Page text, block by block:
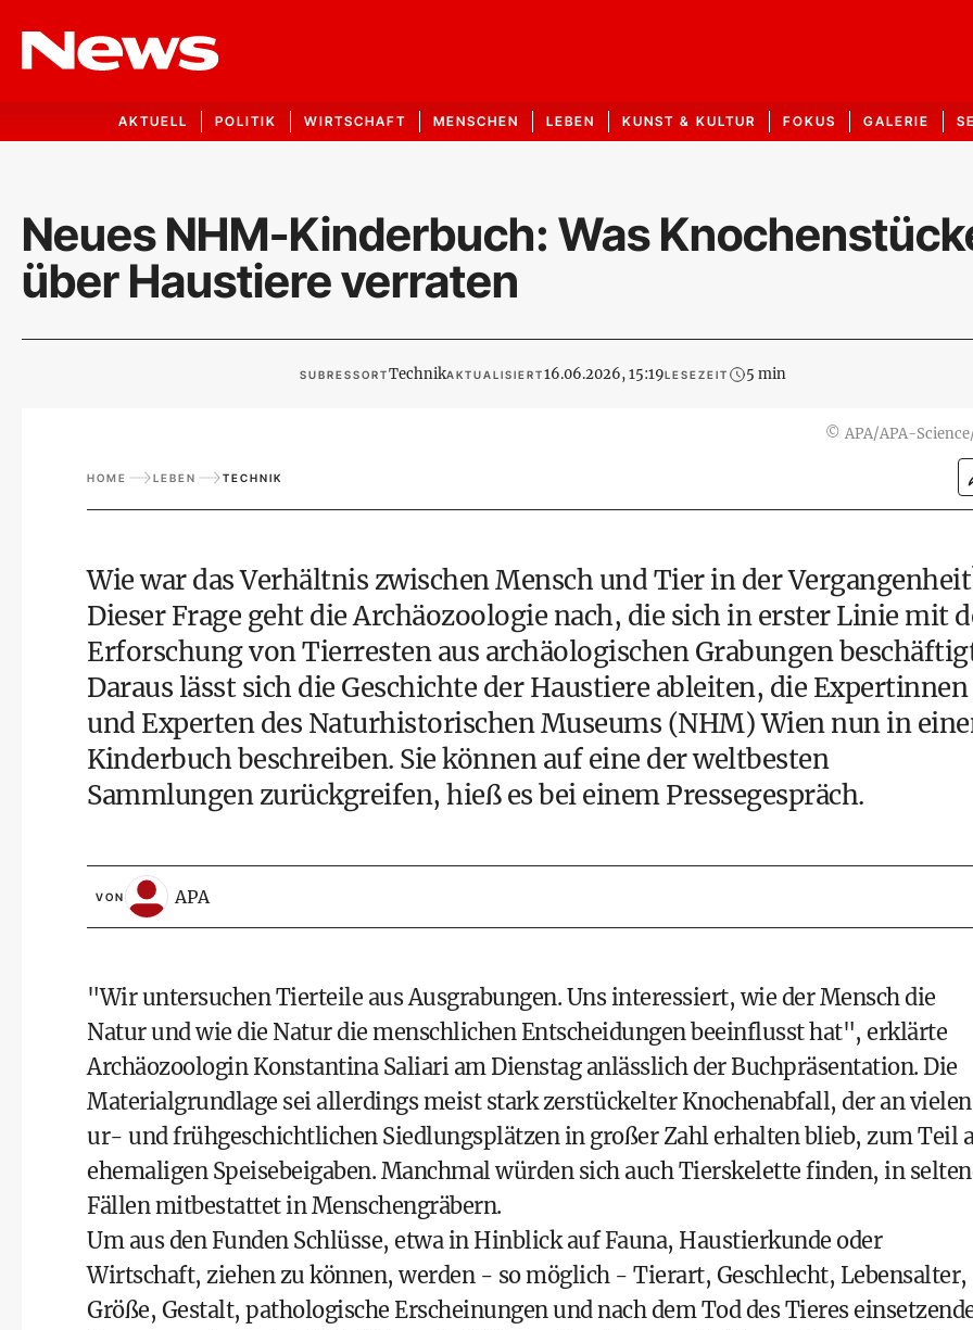
AKTUELL POLITIK WIRTSCHAFT MENSCHEN LEBEN KUNST & KULTUR FOKUS GALERIE
Neues NHM-Kinderbuch: Was
über Haustiere verraten
SUBRESSORTTechnikAKTUALISIERT16.06.2026, 15:19LESEZEIT 5 min
© APA/APA-
HOME LEBEN TECHNIK
Wie war das Verhältnis zwischen Mensch und Tier in der
Dieser Frage geht die Archäozoologie nach, die sich in erster Linie mit
Erforschung von Tierresten aus archäologischen Grabungen
Daraus lässt sich die Geschichte der Haustiere ableiten, die Expertinnen
und Experten des Naturhistorischen Museums (NHM) Wien nun in
Kinderbuch beschreiben. Sie können auf eine der weltbesten
Sammlungen zurückgreifen, hieß es bei einem Pressegespräch.
VON APA
"Wir untersuchen Tierteile aus Ausgrabungen. Uns interessiert, wie der Mensch die
Natur und wie die Natur die menschlichen Entscheidungen beeinflusst hat", erklärte
Archäozoologin Konstantina Saliari am Dienstag anlässlich der Buchpräsentation. Die
Materialgrundlage sei allerdings meist stark zerstückelter Knochenabfall, der an vielen
ur- und frühgeschichtlichen Siedlungsplätzen in großer Zahl erhalten blieb, zum Teil
ehemaligen Speisebeigaben. Manchmal würden sich auch Tierskelette finden, in
Fällen mitbestattet in Menschengräbern.
Um aus den Funden Schlüsse, etwa in Hinblick auf Fauna, Haustierkunde oder
Wirtschaft, ziehen zu können, werden - so möglich - Tierart, Geschlecht, Lebensalter,
Größe, Gestalt, pathologische Erscheinungen und nach dem Tod des Tieres